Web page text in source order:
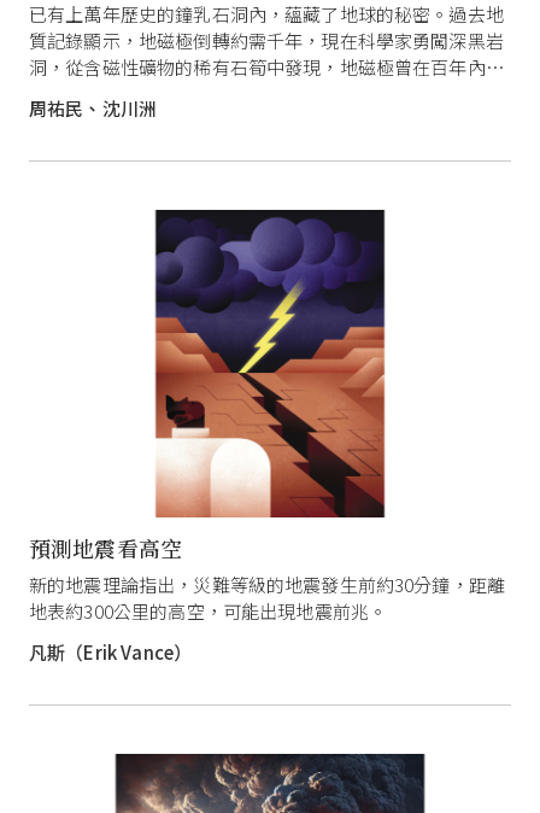
已有上萬年歷史的鐘乳石洞內，蘊藏了地球的秘密。過去地
質記錄顯示，地磁極倒轉約需千年，現在科學家勇闖深黑岩
洞，從含磁性礦物的稀有石筍中發現，地磁極曾在百年內快
速倒轉！
周祐民、沈川洲
預測地震看高空
新的地震理論指出，災難等級的地震發生前約30分鐘，距離
地表約300公里的高空，可能出現地震前兆。
凡斯（Erik Vance）